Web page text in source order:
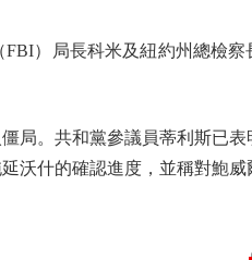
）局長科米及紐約州總檢察
。共和黨參議員蒂利斯已表
沃什的確認進度，並稱對鮑